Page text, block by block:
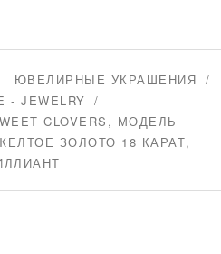
ЮВЕЛИРНЫЕ УКРАШЕНИЯ
- JEWELRY
CLOVERS, МОДЕЛЬ
ЗОЛОТО 18 КАРАТ,